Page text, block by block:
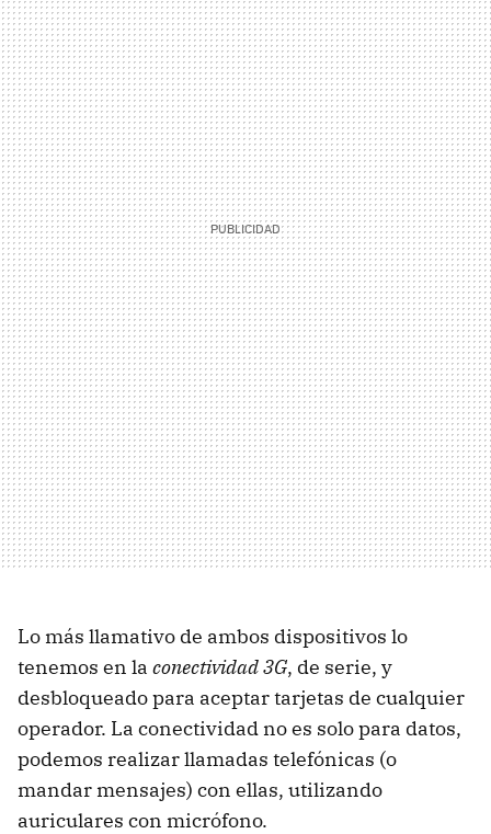
Lo más llamativo de ambos dispositivos lo
tenemos en la conectividad 3G, de serie, y
desbloqueado para aceptar tarjetas de cualquier
operador. La conectividad no es solo para datos,
podemos realizar llamadas telefónicas (o
mandar mensajes) con ellas, utilizando
auriculares con micrófono.